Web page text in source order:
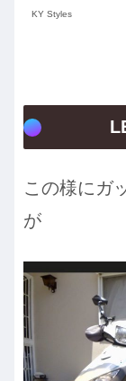
KY Styles
この様にガ
が